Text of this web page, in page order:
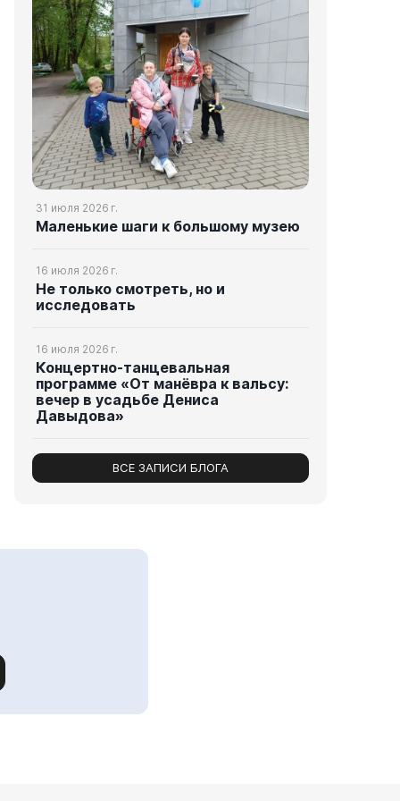
31 июля 2026 г.
Маленькие шаги к большому музею
16 июля 2026 г.
Не только смотреть, но и
исследовать
16 июля 2026 г.
Концертно-танцевальная
программе «От манёвра к вальсу:
вечер в усадьбе Дениса
Давыдова»
ВСЕ ЗАПИСИ БЛОГА